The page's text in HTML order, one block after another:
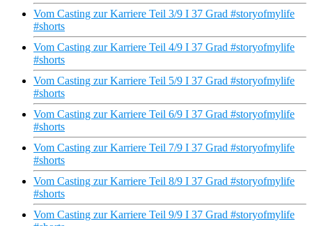
Vom Casting zur Karriere Teil 3/9 I 37 Grad #storyofmylife
#shorts
Vom Casting zur Karriere Teil 4/9 I 37 Grad #storyofmylife
#shorts
Vom Casting zur Karriere Teil 5/9 I 37 Grad #storyofmylife
#shorts
Vom Casting zur Karriere Teil 6/9 I 37 Grad #storyofmylife
#shorts
Vom Casting zur Karriere Teil 7/9 I 37 Grad #storyofmylife
#shorts
Vom Casting zur Karriere Teil 8/9 I 37 Grad #storyofmylife
#shorts
Vom Casting zur Karriere Teil 9/9 I 37 Grad #storyofmylife